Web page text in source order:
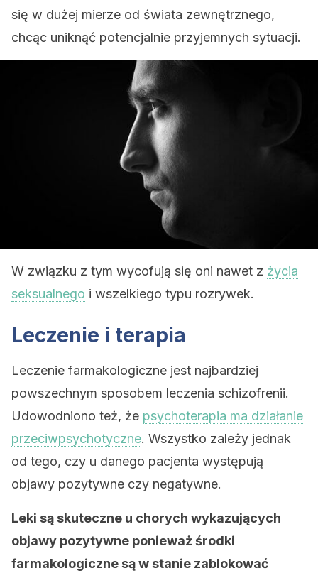
się w dużej mierze od świata zewnętrznego,
chcąc uniknąć potencjalnie przyjemnych sytuacji.
W związku z tym wycofują się oni nawet z życia
seksualnego i wszelkiego typu rozrywek.
Leczenie i terapia
Leczenie farmakologiczne jest najbardziej
powszechnym sposobem leczenia schizofrenii.
Udowodniono też, że psychoterapia ma działanie
przeciwpsychotyczne. Wszystko zależy jednak
od tego, czy u danego pacjenta występują
objawy pozytywne czy negatywne.
Leki są skuteczne u chorych wykazujących
objawy pozytywne ponieważ środki
farmakologiczne są w stanie zablokować